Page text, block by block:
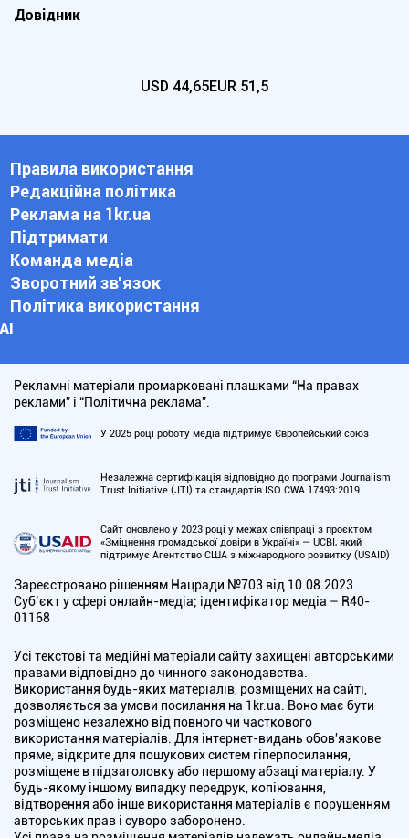
Довідник
USD 44,65EUR 51,5
Правила використання
Редакційна політика
Реклама на 1kr.ua
Підтримати
Команда медіа
Зворотний зв'язок
Політика використання
АІ
Рекламні матеріали промарковані плашками “На правах
реклами” і “Політична реклама”.
У 2025 році роботу медіа підтримує Європейський союз
Незалежна сертифікація відповідно до програми Journalism
Trust Initiative (JTI) та стандартів ISO CWA 17493:2019
Сайт оновлено у 2023 році у межах співпраці з проєктом
«Зміцнення громадської довіри в Україні» — UCBI, який
підтримує Агентство США з міжнародного розвитку (USAID)
Зареєстровано рішенням Нацради №703 від 10.08.2023
Cуб’єкт у сфері онлайн-медіа; ідентифікатор медіа – R40-
01168
Усі текстові та медійні матеріали сайту захищені авторськими
правами відповідно до чинного законодавства.
Використання будь-яких матеріалів, розміщених на сайті,
дозволяється за умови посилання на 1kr.ua. Воно має бути
розміщено незалежно від повного чи часткового
використання матеріалів. Для інтернет-видань обов'язкове
пряме, відкрите для пошукових систем гіперпосилання,
розміщене в підзаголовку або першому абзаці матеріалу. У
будь-якому іншому випадку передрук, копіювання,
відтворення або інше використання матеріалів є порушенням
авторських прав і суворо заборонено.